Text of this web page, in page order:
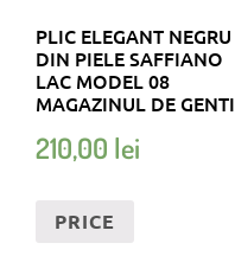
PLIC ELEGANT NEGRU
DIN PIELE SAFFIANO
LAC MODEL 08
MAGAZINUL DE GENTI
210,00 lei
PRICE